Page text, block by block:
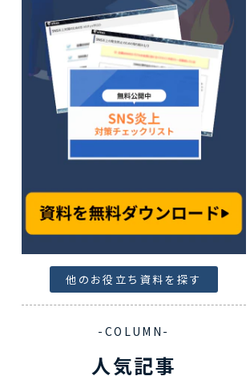
他のお役立ち資料を探す
-COLUMN-
人気記事